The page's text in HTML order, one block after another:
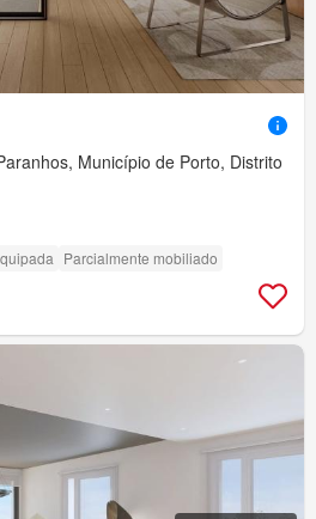
Município de Porto, Distrito
Parcialmente mobiliado